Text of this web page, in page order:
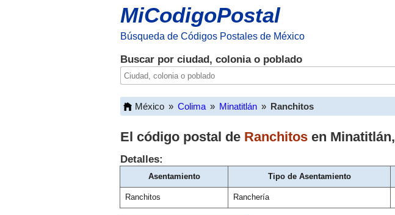
MiCodigoPostal
Búsqueda de Códigos Postales de México
Buscar por ciudad, colonia o poblado
México » Colima » Minatitlán » Ranchitos
El código postal de Ranchitos en Minatitlán,
Detalles:
Asentamiento Tipo de Asentamiento
Ranchitos Ranchería